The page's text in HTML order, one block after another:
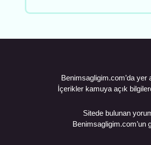
Benimsagligim.com’da yer
İçerikler kamuya açık
Sitede bulunan
Benimsagligim.com’un